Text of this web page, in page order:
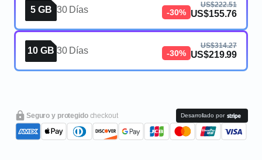
5 GB 30 Días -30%
US$222.51
US$155.76
10 GB 30 Días -30%
US$314.27
US$219.99
Seguro y protegido checkout Desarrollado por